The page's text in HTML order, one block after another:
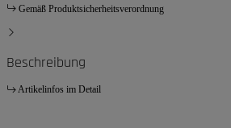
Gemäß Produktsicherheitsverordnung
Beschreibung
Artikelinfos im Detail